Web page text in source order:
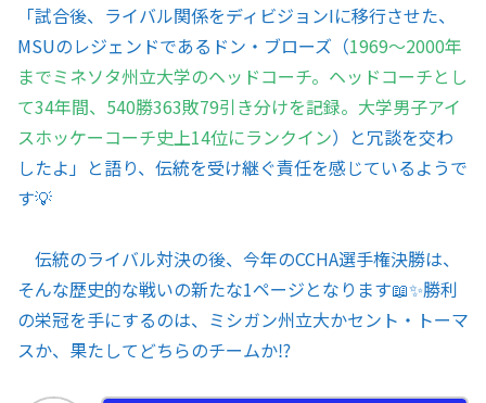
「試合後、ライバル関係をディビジョンIに移行させた、
MSUのレジェンドであるドン・ブローズ（1969〜2000年
までミネソタ州立大学のヘッドコーチ。ヘッドコーチとし
て34年間、540勝363敗79引き分けを記録。大学男子アイ
スホッケーコーチ史上14位にランクイン）と冗談を交わ
したよ」と語り、伝統を受け継ぐ責任を感じているようで
す💡
伝統のライバル対決の後、今年のCCHA選手権決勝は、
そんな歴史的な戦いの新たな1ページとなります📖✨勝利
の栄冠を手にするのは、ミシガン州立大かセント・トーマ
スか、果たしてどちらのチームか⁉️